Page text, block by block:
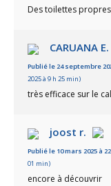
Des toilettes
CARUANA E.
Publié le 24 septembre
2025 à 9 h 25 min)
très efficace sur le
joost r.
Publié le 10 mars 2025 à
01 min)
encore à découvrir